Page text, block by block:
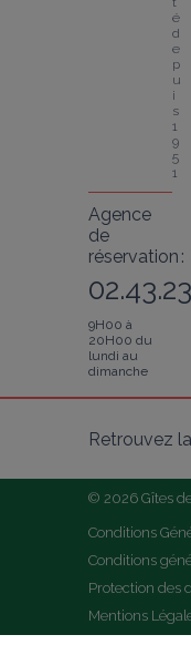
é
d
e
p
u
i
s
1
9
5
1
Agence
de
réservation :
9H00 à
20H00 du
lundi au
dimanche
Retrouvez
© 2026 Gîtes
Conditions
Conditions
Protection des
Mentions